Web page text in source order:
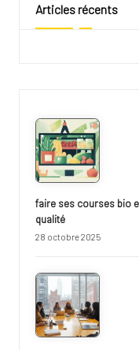
Articles récents
faire ses courses bio
qualité
28 octobre 2025